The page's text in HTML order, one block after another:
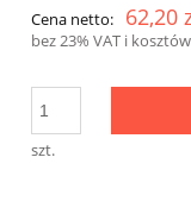
Cena netto:
62,20
bez 23% VAT i
szt.